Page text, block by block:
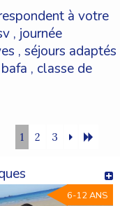
à votre
, journée
, séjours adaptés
, classe de
1 2 3
6-12 ANS